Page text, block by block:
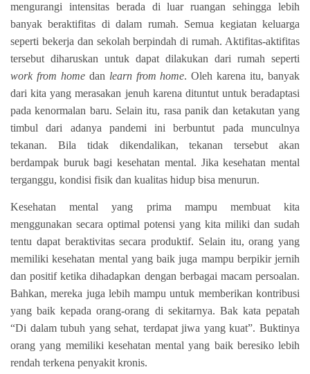
mengurangi intensitas berada di luar ruangan sehingga lebih
banyak beraktifitas di dalam rumah. Semua kegiatan keluarga
seperti bekerja dan sekolah berpindah di rumah. Aktifitas-aktifitas
tersebut diharuskan untuk dapat dilakukan dari rumah seperti
work from homedan learn from home. Oleh karena itu, banyak
dari kita yang merasakan jenuh karena dituntut untuk beradaptasi
pada kenormalan baru. Selain itu, rasa panik dan ketakutan yang
timbul dari adanya pandemi ini berbuntut pada munculnya
tekanan. Bila tidak dikendalikan, tekanan tersebut akan
berdampak buruk bagi kesehatan mental. Jika kesehatan mental
terganggu, kondisi fisik dan kualitas hidup bisa menurun.
Kesehatan mental yang prima mampu membuat kita
menggunakan secara optimal potensi yang kita miliki dan sudah
tentu dapat beraktivitas secara produktif. Selain itu, orang yang
memiliki kesehatan mental yang baik juga mampu berpikir jernih
dan positif ketika dihadapkan dengan berbagai macam persoalan.
Bahkan, mereka juga lebih mampu untuk memberikan kontribusi
yang baik kepada orang-orang di sekitarnya. Bak kata pepatah
“Di dalam tubuh yang sehat, terdapat jiwa yang kuat”. Buktinya
orang yang memiliki kesehatan mental yang baik beresiko lebih
rendah terkena penyakit kronis.